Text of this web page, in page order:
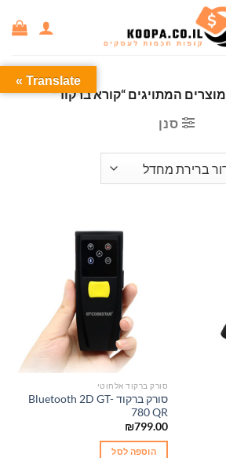
מוצרים המתויגים “קורא ברקוד”
סנן
סורק ברקוד אלחוטי
סורק ברקוד Bluetooth 2D GT-
780 QR
₪799.00
הוספה לסל
Translate »